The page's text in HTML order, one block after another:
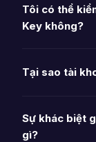
Tôi có thể
Key không?
Tại sao tài
Sự khác biệt
gì?